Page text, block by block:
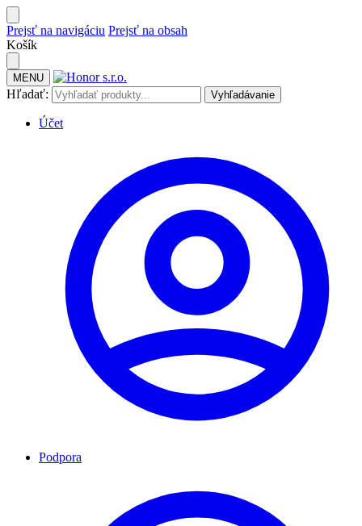
Prejsť na navigáciu Prejsť na obsah
Košík
MENU
Hľadať: Vyhľadávanie
Účet
Podpora